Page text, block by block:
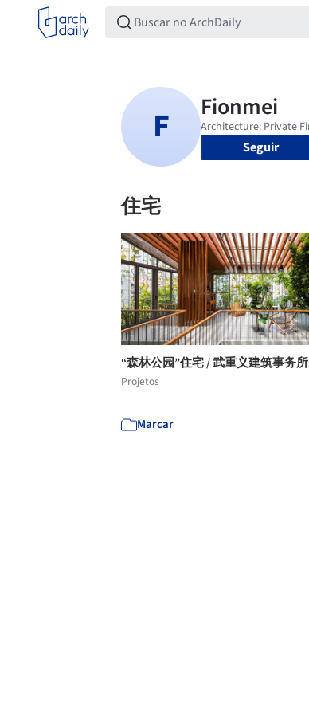
Seguir
住宅
“森林公园”住宅 / 武重义建筑事务所
Projetos
Marcar